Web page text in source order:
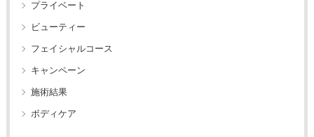
プライベート
ビューティー
フェイシャルコース
キャンペーン
施術結果
ボディケア